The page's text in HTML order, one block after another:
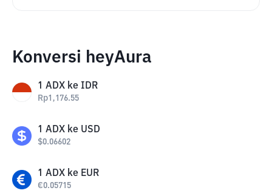
Konversi heyAura
1 ADX ke IDR
Rp1,176.55
1 ADX ke USD
$0.06602
1 ADX ke EUR
€0.05715